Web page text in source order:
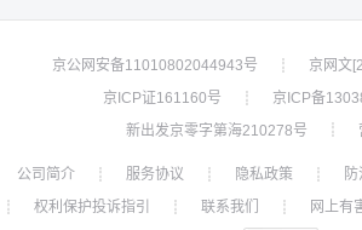
京公网安备11010802044943号 ┊ 京网文
京ICP证161160号
┊ 京ICP备
新出发京零字第海210278号
┊
公司简介 ┊ 服务协议 ┊ 隐私政策 ┊
┊
权利保护投诉指引 ┊ 联系我们 ┊ 网上有